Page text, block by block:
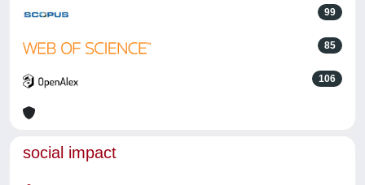
99
85
106
social impact